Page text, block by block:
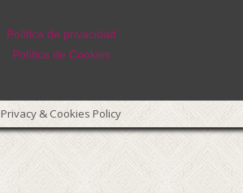
Política de privacidad
Política de Cookies
Privacy & Cookies Policy